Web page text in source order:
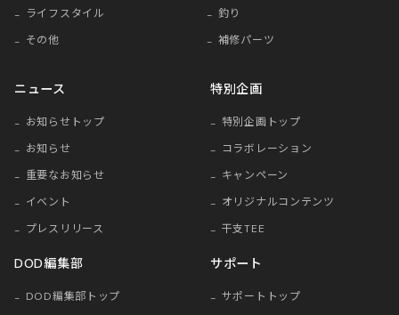
ライフスタイル
釣り
その他
補修パーツ
ニュース
お知らせトップ
お知らせ
重要なお知らせ
イベント
プレスリリース
特別企画
特別企画トップ
コラボレーション
キャンペーン
オリジナルコンテンツ
干支TEE
DOD編集部
DOD編集部トップ
サポート
サポートトップ